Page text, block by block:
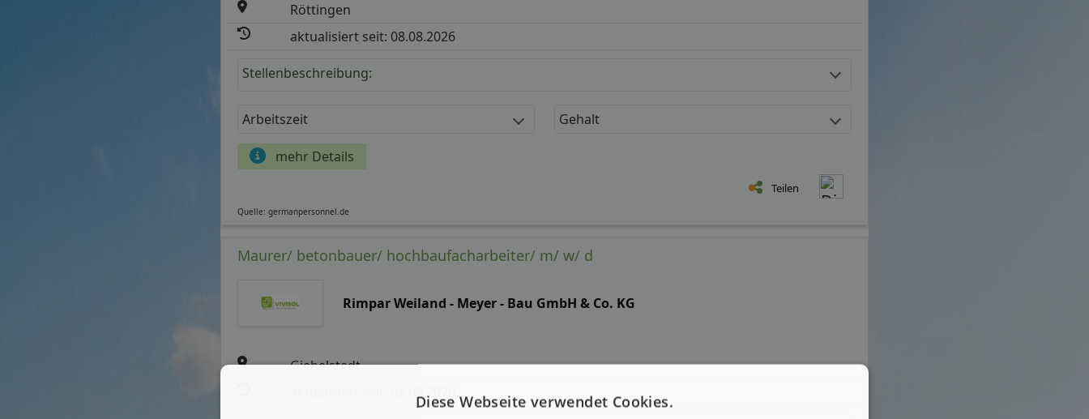
Röttingen
aktualisiert seit: 08.08.2026
Stellenbeschreibung:
Arbeitszeit Gehalt
mehr Details
Teilen
Quelle: germanpersonnel.de
Maurer/ betonbauer/ hochbaufacharbeiter/ m/ w/ d
Rimpar Weiland - Meyer - Bau GmbH & Co. KG
Giebelstadt
aktualisiert seit: 02.08.2026Diese Webseite verwendet Cookies.